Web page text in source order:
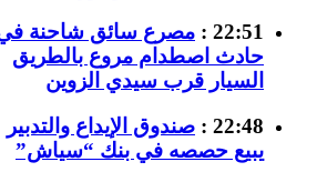
22:51 :
مصرع سائق شاحنة
حادث اصطدام مروع بالطريق
السيار قرب سيدي الزوين
22:48 :
صندوق الإيداع والتدبير
يبيع حصصه في بنك “سياش”